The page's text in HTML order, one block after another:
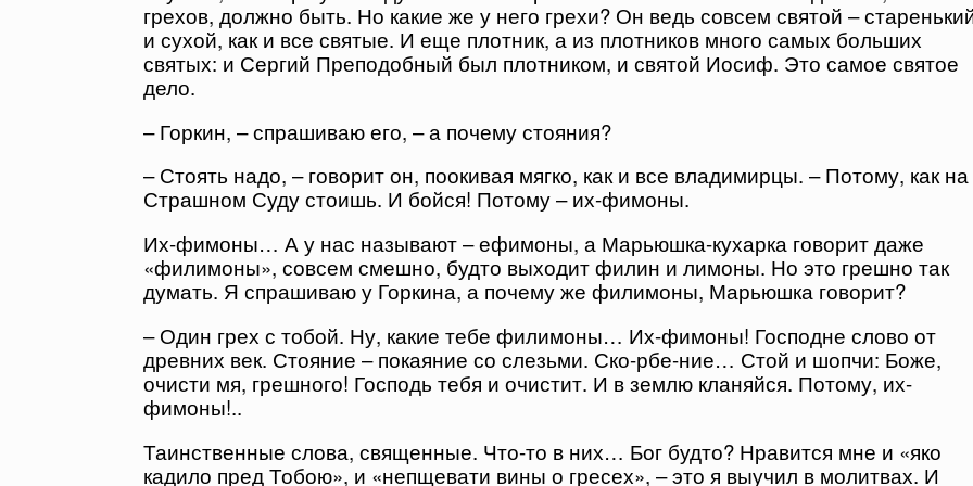
грехов, должно быть. Но какие же у него грехи? Он ведь совсем святой –
и сухой, как и все святые. И еще плотник, а из плотников много самых больших
святых: и Сергий Преподобный был плотником, и святой Иосиф. Это самое святое
дело.
– Горкин, – спрашиваю его, – а почему стояния?
– Стоять надо, – говорит он, поокивая мягко, как и все владимирцы. – Потому, как на
Страшном Суду стоишь. И бойся! Потому – их-фимоны.
Их-фимоны… А у нас называют – ефимоны, а Марьюшка-кухарка говорит даже
«филимоны», совсем смешно, будто выходит филин и лимоны. Но это грешно так
думать. Я спрашиваю у Горкина, а почему же филимоны, Марьюшка говорит?
– Один грех с тобой. Ну, какие тебе филимоны… Их-фимоны! Господне слово от
древних век. Стояние – покаяние со слезьми. Ско-рбе-ние… Стой и шопчи: Боже,
очисти мя, грешного! Господь тебя и очистит. И в землю кланяйся. Потому, их-
фимоны!..
Таинственные слова, священные. Что-то в них… Бог будто? Нравится мне и «яко
кадило пред Тобою», и «непщевати вины о гресех», – это я выучил в молитвах. И